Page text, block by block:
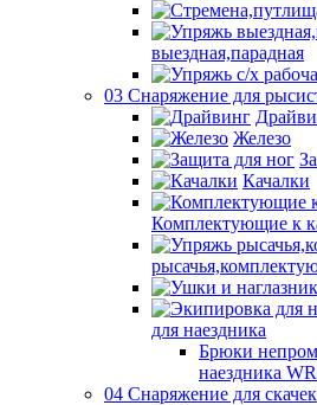
выездная,парадная
03 Снаряжение для
Железо
Качалки
Комплектующие к
для наездника
Брюки
наездника
04 Снаряжение для скачек